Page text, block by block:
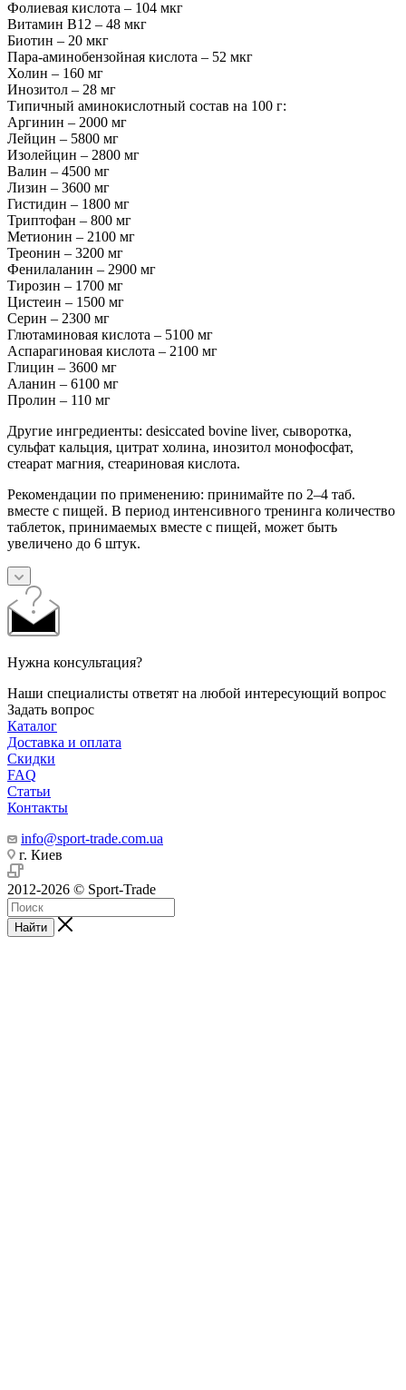
Фолиевая кислота – 104 мкг
Витамин В12 – 48 мкг
Биотин – 20 мкг
Пара-аминобензойная кислота – 52 мкг
Холин – 160 мг
Инозитол – 28 мг
Типичный аминокислотный состав на 100 г:
Аргинин – 2000 мг
Лейцин – 5800 мг
Изолейцин – 2800 мг
Валин – 4500 мг
Лизин – 3600 мг
Гистидин – 1800 мг
Триптофан – 800 мг
Метионин – 2100 мг
Треонин – 3200 мг
Фенилаланин – 2900 мг
Тирозин – 1700 мг
Цистеин – 1500 мг
Серин – 2300 мг
Глютаминовая кислота – 5100 мг
Аспарагиновая кислота – 2100 мг
Глицин – 3600 мг
Аланин – 6100 мг
Пролин – 110 мг
Другие ингредиенты: desiccated bovine liver, сыворотка,
сульфат кальция, цитрат холина, инозитол монофосфат,
стеарат магния, стеариновая кислота.
Рекомендации по применению: принимайте по 2–4 таб.
вместе с пищей. В период интенсивного тренинга количество
таблеток, принимаемых вместе с пищей, может быть
увеличено до 6 штук.
Нужна консультация?
Наши специалисты ответят на любой интересующий вопрос
Задать вопрос
Каталог
Доставка и оплата
Скидки
FAQ
Статьи
Контакты
info@sport-trade.com.ua
г. Киев
2012-2026 © Sport-Trade
Найти